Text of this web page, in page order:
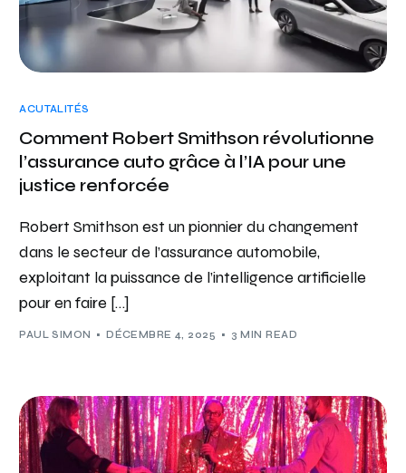
ACUTALITÉS
Comment Robert Smithson révolutionne
l’assurance auto grâce à l’IA pour une
justice renforcée
Robert Smithson est un pionnier du changement
dans le secteur de l’assurance automobile,
exploitant la puissance de l’intelligence artificielle
pour en faire […]
PAUL SIMON DÉCEMBRE 4, 2025 3 MIN READ